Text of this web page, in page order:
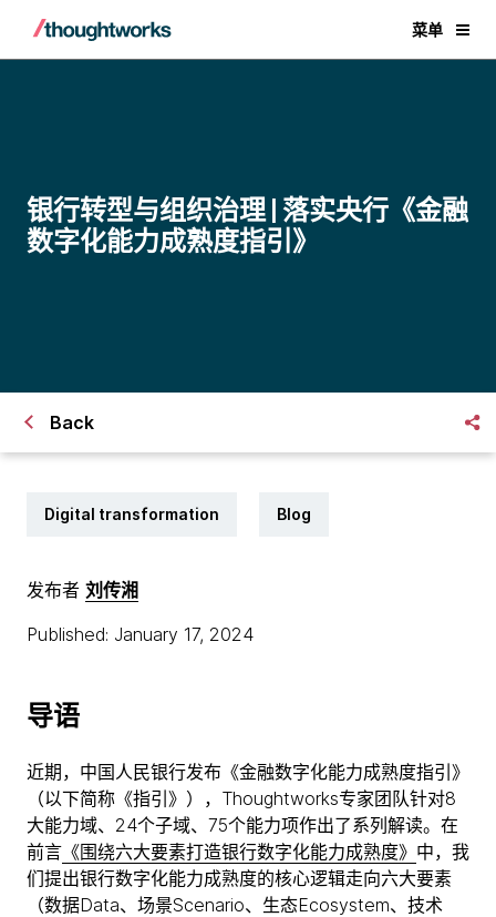
菜单
银行转型与组织治理 | 落实央行《金融
数字化能力成熟度指引》
Back
Digital transformation Blog
发布者 刘传湘
Published: January 17, 2024
导语
近期，中国人民银行发布《金融数字化能力成熟度指引》
（以下简称《指引》），Thoughtworks专家团队针对8
大能力域、24个子域、75个能力项作出了系列解读。在
前言 《围绕六大要素打造银行数字化能力成熟度》 中，我
们提出银行数字化能力成熟度的核心逻辑走向六大要素
（数据Data、场景Scenario、生态Ecosystem、技术